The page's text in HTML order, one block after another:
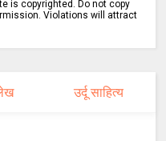
is copyrighted. Do not copy
Violations will attract
उर्दू साहित्य